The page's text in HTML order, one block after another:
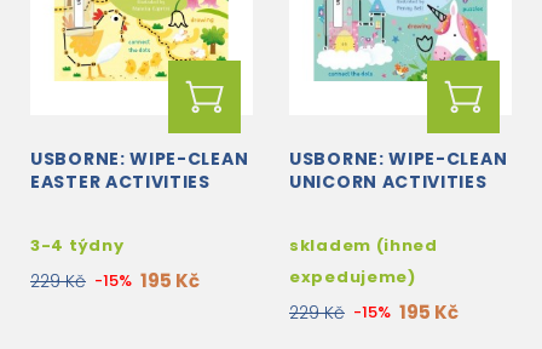
USBORNE: WIPE-CLEAN
EASTER ACTIVITIES
3-4 týdny
229 Kč -15% 195 Kč
USBORNE: WIPE-CLEAN
UNICORN ACTIVITIES
skladem (ihned
expedujeme)
229 Kč -15% 195 Kč